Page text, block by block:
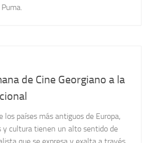
de Cine Georgiano a la
los países más antiguos de Europa,
y cultura tienen un alto sentido de